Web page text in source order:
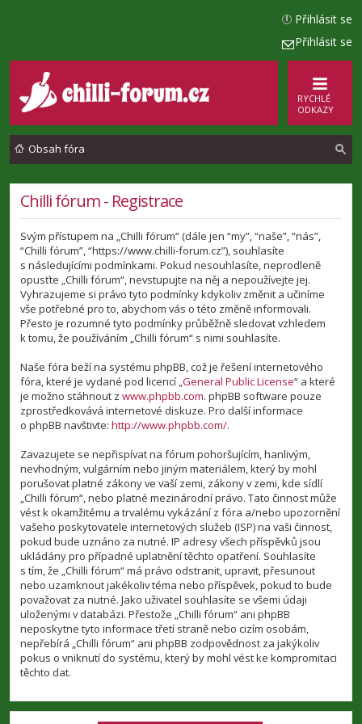
Přihlásit se
Přihlásit se
RYCHLÉ
ODKAZY
Obsah fóra
Chilli fórum - Registrace
Svým přístupem na „Chilli fórum“ (dále jen “my”, “naše”, “nás”,
“Chilli fórum”, “https://www.chilli-forum.cz”), souhlasíte
s následujícími podmínkami. Pokud nesouhlasíte, neprodleně
opusťte „Chilli fórum“, nevstupujte na něj a nepoužívejte jej.
Vyhrazujeme si právo tyto podmínky kdykoliv změnit a učiníme
vše potřebné pro to, abychom vás o této změně informovali.
Přesto je rozumné tyto podmínky průběžně sledovat vzhledem
k tomu, že používáním „Chilli fórum“ s nimi souhlasíte.
Naše fóra beží na systému phpBB, což je řešení internetového
fóra, které je vydané pod licencí „General Public License“ a které
je možno stáhnout z www.phpbb.com. phpBB software pouze
zprostředkovává internetové diskuze. Pro další informace
o phpBB navštivte: http://www.phpbb.com/.
Zavazujete se nepřispívat na fórum pohoršujícím, hanlivým,
nevhodným, vulgárním nebo jiným materiálem, který by mohl
porušovat platné zákony ve vaší zemi, zákony v zemi, kde sídlí
„Chilli fórum“, nebo platné mezinárodní právo. Tato činnost může
vést k okamžitému a trvalému vykázání z fóra a/nebo upozornění
vašeho poskytovatele internetových služeb (ISP) na vaši činnost,
pokud bude uznáno za nutné. IP adresy všech příspěvků jsou
ukládány pro případné uplatnění těchto opatření. Souhlasíte
s tím, že „Chilli fórum“ má právo odstranit, upravit, přesunout
nebo uzamknout jakékoliv téma nebo příspěvek, pokud to bude
považovat za nutné. Jako uživatel souhlasíte se všemi údaji
uloženými v databázi. Přestože „Chilli fórum“ ani phpBB
neposkytne tyto informace třetí straně nebo cizím osobám,
nepřebírá „Chilli fórum“ ani phpBB zodpovědnost za jakýkoliv
pokus o vniknutí do systému, který by mohl vést ke kompromitaci
těchto dat.